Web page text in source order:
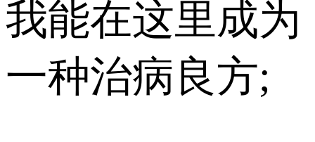
我能在这里成为
一种治病良方;